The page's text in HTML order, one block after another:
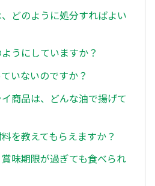
どのように処分すればよい
うにしていますか？
いないのですか？
商品は、どんな油で揚げて
を教えてもらえますか？
味期限が過ぎても食べられ